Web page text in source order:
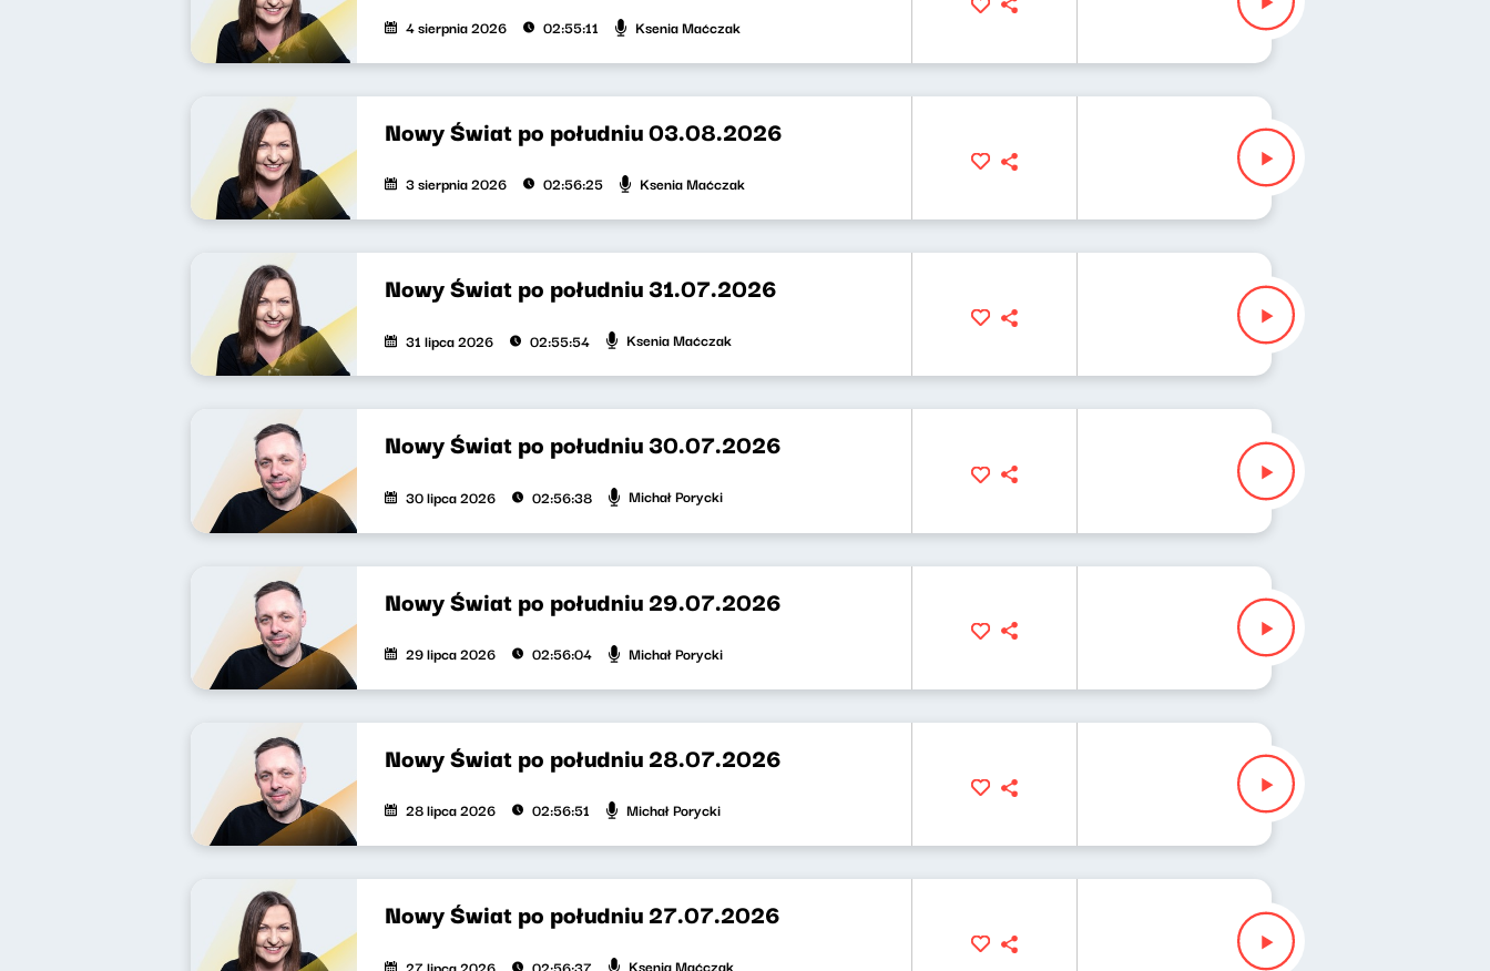
4 sierpnia 2026 02:55:11 Ksenia Maćczak
Nowy Świat po południu 03.08.2026
3 sierpnia 2026 02:56:25 Ksenia Maćczak
Nowy Świat po południu 31.07.2026
31 lipca 2026 02:55:54 Ksenia Maćczak
Nowy Świat po południu 30.07.2026
30 lipca 2026 02:56:38 Michał Porycki
Nowy Świat po południu 29.07.2026
29 lipca 2026 02:56:04 Michał Porycki
Nowy Świat po południu 28.07.2026
28 lipca 2026 02:56:51 Michał Porycki
Nowy Świat po południu 27.07.2026
27 lipca 2026 02:56:37 Ksenia Maćczak